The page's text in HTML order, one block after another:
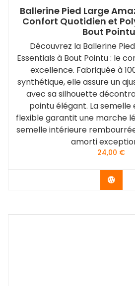
Ballerine Pied Large
Confort Quotidien et
Bout
Découvrez la Ballerine
Essentials à Bout Pointu : le
excellence. Fabriquée à
synthétique, elle assure un
avec sa silhouette
pointu élégant. La
flexible garantit une marche
semelle intérieure
amorti
24,00 €